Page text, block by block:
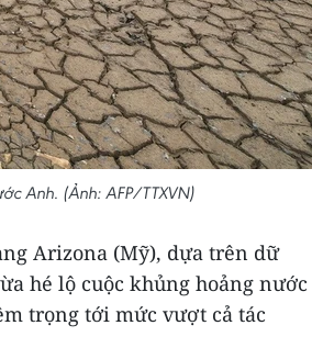
Anh. (Ảnh: AFP/TTXVN)
Arizona (Mỹ), dựa trên dữ
hé lộ cuộc khủng hoảng nước
trọng tới mức vượt cả tác